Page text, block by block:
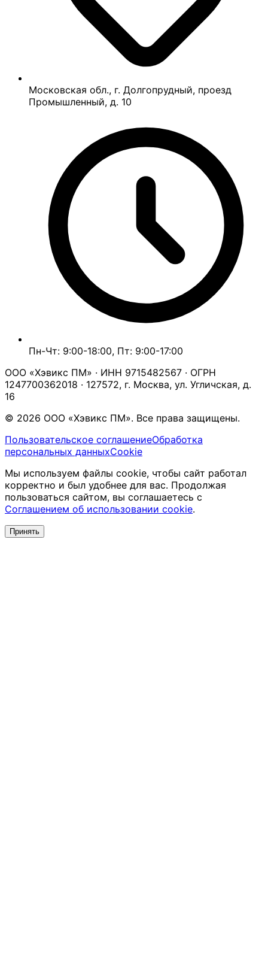
Московская обл., г. Долгопрудный, проезд
Промышленный, д. 10
Пн-Чт: 9:00-18:00, Пт: 9:00-17:00
ООО «Хэвикс ПМ» · ИНН 9715482567 · ОГРН
1247700362018 · 127572, г. Москва, ул. Угличская, д.
16
© 2026 ООО «Хэвикс ПМ». Все права защищены.
Пользовательское соглашениеОбработка
персональных данныхCookie
Мы используем файлы cookie, чтобы сайт работал
корректно и был удобнее для вас. Продолжая
пользоваться сайтом, вы соглашаетесь с
Соглашением об использовании cookie.
Принять